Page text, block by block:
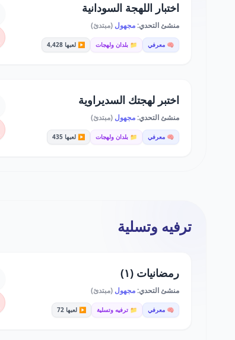
اختبار اللهجة السودانية
منشئ التحدي:مجهول (مبتدئ)
🧠 معرفي 📁 بلدان ولهجات ▶️ لعبها 4,428
اختبر لهجتك السديراوية
منشئ التحدي:مجهول (مبتدئ)
🧠 معرفي 📁 بلدان ولهجات ▶️ لعبها 435
ترفيه وتسلية
رمضانيات (١)
منشئ التحدي:مجهول (مبتدئ)
🧠 معرفي 📁 ترفيه وتسلية ▶️ لعبها 72